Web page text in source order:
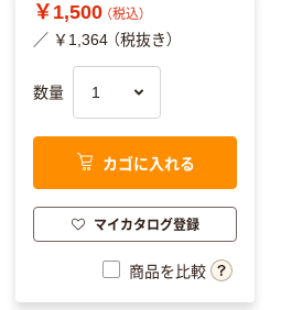
￥1,500 （税込）
／ ￥1,364 （税抜き）
数量
カゴに入れる
マイカタログ登録
商品を比較